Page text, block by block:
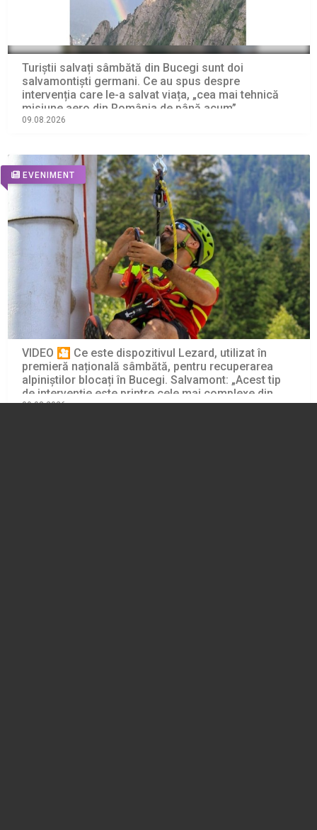
Turiștii salvați sâmbătă din Bucegi sunt doi
salvamontiști germani. Ce au spus despre
intervenția care le-a salvat viața, „cea mai tehnică
misiune aero din România de până acum”
09.08.2026
EVENIMENT
VIDEO 🎦 Ce este dispozitivul Lezard, utilizat în
premieră națională sâmbătă, pentru recuperarea
alpiniștilor blocați în Bucegi. Salvamont: „Acest tip
de intervenție este printre cele mai complexe din
salvarea montană”
09.08.2026